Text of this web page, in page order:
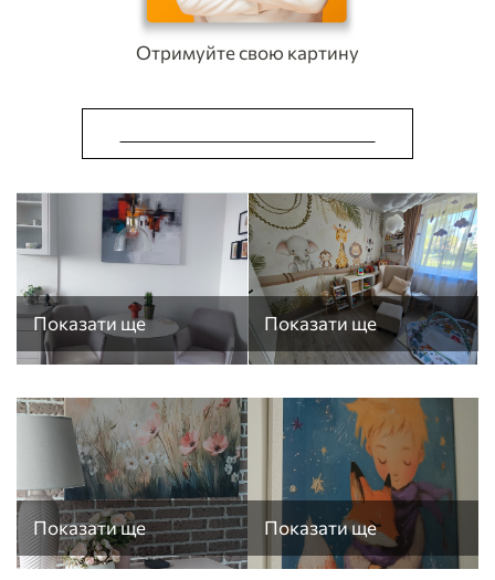
Отримуйте свою картину
Показати ще Показати ще
Показати ще Показати ще